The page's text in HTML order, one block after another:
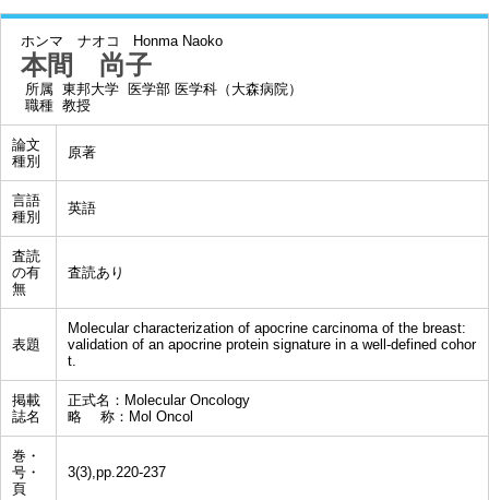
ホンマ ナオコ Honma Naoko
本間 尚子
所属 東邦大学 医学部 医学科（大森病院）
職種 教授
論文
種別
原著
言語
種別
英語
査読
の有
無
査読あり
表題
Molecular characterization of apocrine carcinoma of the breast:
validation of an apocrine protein signature in a well-defined cohor
t.
掲載
誌名
正式名：Molecular Oncology
略 称：Mol Oncol
巻・
号・
頁
3(3),pp.220-237